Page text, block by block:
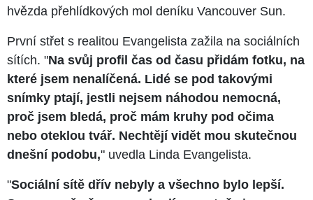
hvězda přehlídkových mol deníku Vancouver Sun.
První střet s realitou Evangelista zažila na sociálních
sítích. "Na svůj profil čas od času přidám fotku, na
které jsem nenalíčená. Lidé se pod takovými
snímky ptají, jestli nejsem náhodou nemocná,
proč jsem bledá, proč mám kruhy pod očima
nebo oteklou tvář. Nechtějí vidět mou skutečnou
dnešní podobu," uvedla Linda Evangelista.
"Sociální sítě dřív nebyly a všechno bylo lepší.